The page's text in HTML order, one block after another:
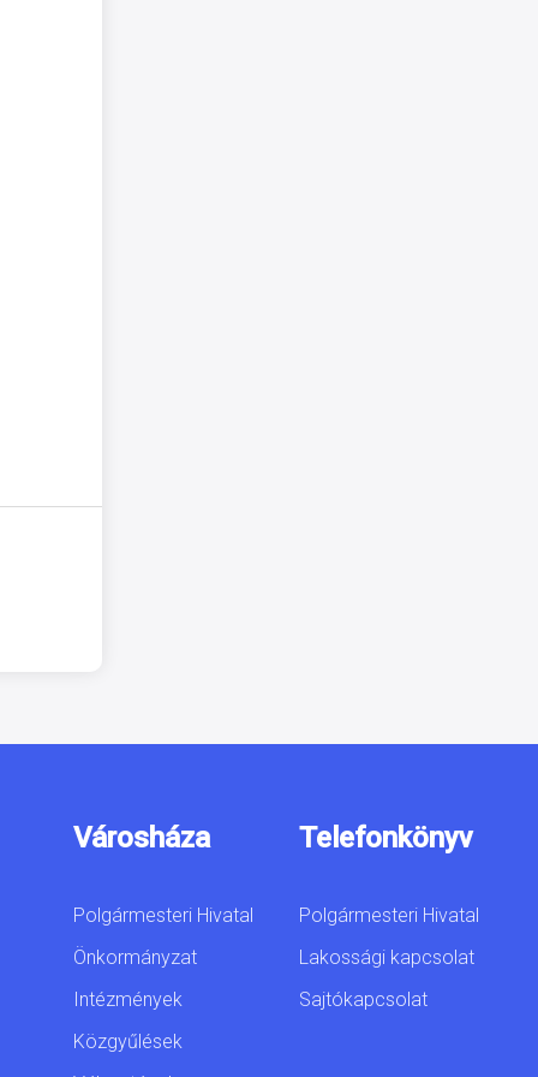
Városháza
Polgármesteri Hivatal
Önkormányzat
Intézmények
Közgyűlések
Telefonkönyv
Polgármesteri Hivatal
Lakossági kapcsolat
Sajtókapcsolat